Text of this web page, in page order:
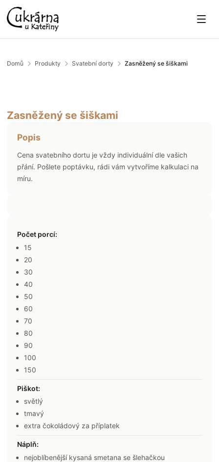
Domů Produkty Svatební dorty Zasněžený se šiškami
Zasněžený se šiškami
Popis
Cena svatebního dortu je vždy individuální dle vašich
přání. Pošlete poptávku, rádi vám vytvoříme kalkulaci na
míru.
Počet porcí:
15
20
30
40
50
60
70
80
90
100
150
Piškot:
světlý
tmavý
extra čokoládový za příplatek
Náplň:
nejoblíbenější kysaná smetana se šlehačkou